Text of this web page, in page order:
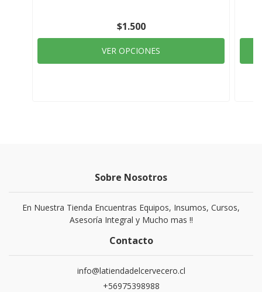
$1.500
VER OPCIONES
Sobre Nosotros
En Nuestra Tienda Encuentras Equipos, Insumos, Cursos,
Asesoría Integral y Mucho mas !!
Contacto
info@latiendadelcervecero.cl
+56975398988